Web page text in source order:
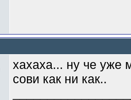
хахаха... ну че уже
сови как ни как..